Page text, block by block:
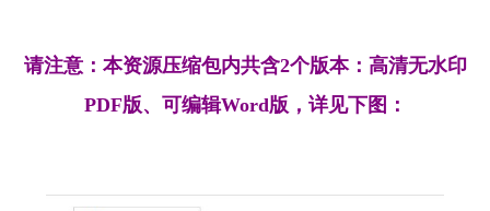
请注意：本资源压缩包内共含2个版本：高清无水印
PDF版、可编辑Word版，详见下图：